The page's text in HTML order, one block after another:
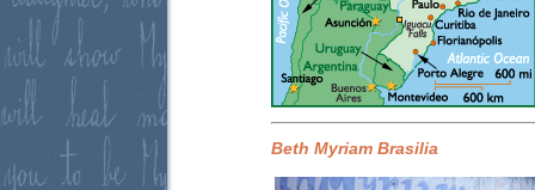
Beth Myriam Brasi­lia